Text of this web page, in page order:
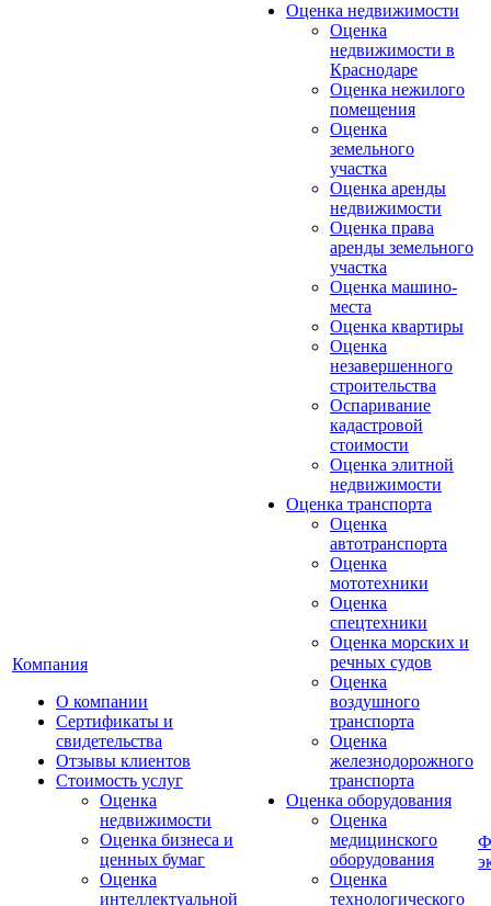
Компания
О компании
Сертификаты и
свидетельства
Отзывы клиентов
Стоимость услуг
Оценка
недвижимости
Оценка бизнеса и
ценных бумаг
Оценка
интеллектуальной
Оценка недвижимости
Оценка
недвижимости в
Краснодаре
Оценка нежилого
помещения
Оценка
земельного
участка
Оценка аренды
недвижимости
Оценка права
аренды земельного
участка
Оценка машино-
места
Оценка квартиры
Оценка
незавершенного
строительства
Оспаривание
кадастровой
стоимости
Оценка элитной
недвижимости
Оценка транспорта
Оценка
автотранспорта
Оценка
мототехники
Оценка
спецтехники
Оценка морских и
речных судов
Оценка
воздушного
транспорта
Оценка
железнодорожного
транспорта
Оценка оборудования
Оценка
медицинского
оборудования
Оценка
технологического